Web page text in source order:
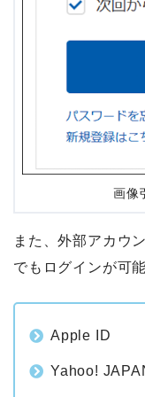
画像
また、外部アカウ
でもログインが可能
Apple ID
Yahoo!